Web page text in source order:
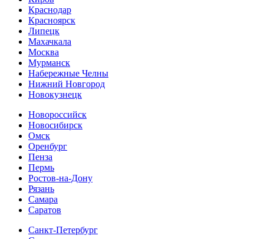
Краснодар
Красноярск
Липецк
Махачкала
Москва
Мурманск
Набережные Челны
Нижний Новгород
Новокузнецк
Новороссийск
Новосибирск
Омск
Оренбург
Пенза
Пермь
Ростов-на-Дону
Рязань
Самара
Cаратов
Санкт-Петербург